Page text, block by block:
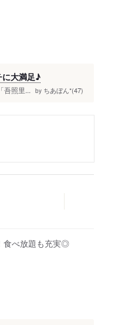
に大満足♪
吾照里... by ちあぼん*(47)
食べ放題も充実◎